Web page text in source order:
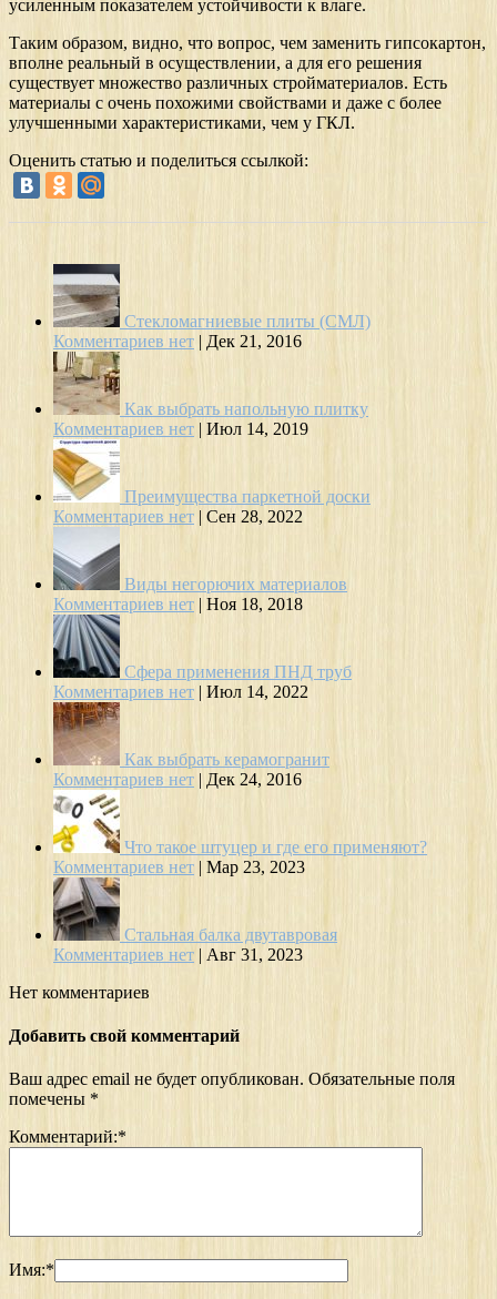
усиленным показателем устойчивости к влаге.
Таким образом, видно, что вопрос, чем заменить гипсокартон,
вполне реальный в осуществлении, а для его решения
существует множество различных стройматериалов. Есть
материалы с очень похожими свойствами и даже с более
улучшенными характеристиками, чем у ГКЛ.
Оценить статью и поделиться ссылкой:
Стекломагниевые плиты (СМЛ)
Комментариев нет | Дек 21, 2016
Как выбрать напольную плитку
Комментариев нет | Июл 14, 2019
Преимущества паркетной доски
Комментариев нет | Сен 28, 2022
Виды негорючих материалов
Комментариев нет | Ноя 18, 2018
Сфера применения ПНД труб
Комментариев нет | Июл 14, 2022
Как выбрать керамогранит
Комментариев нет | Дек 24, 2016
Что такое штуцер и где его применяют?
Комментариев нет | Мар 23, 2023
Стальная балка двутавровая
Комментариев нет | Авг 31, 2023
Нет комментариев
Добавить свой комментарий
Ваш адрес email не будет опубликован. Обязательные поля
помечены *
Комментарий:*
Имя:*